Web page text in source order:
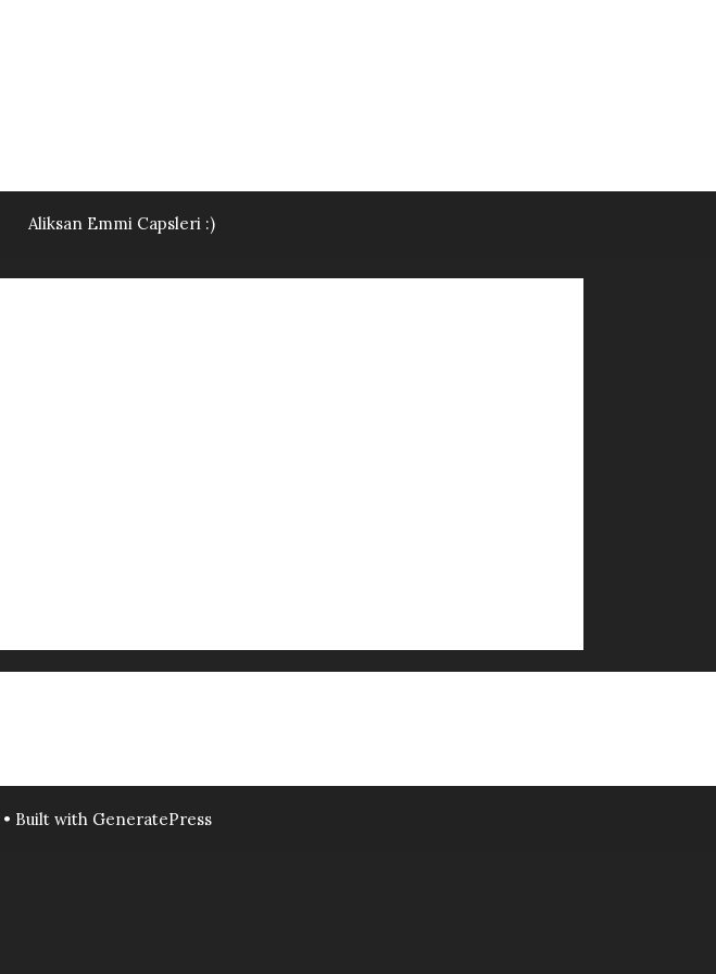
Aliksan Emmi Capsleri :)
• Built with GeneratePress